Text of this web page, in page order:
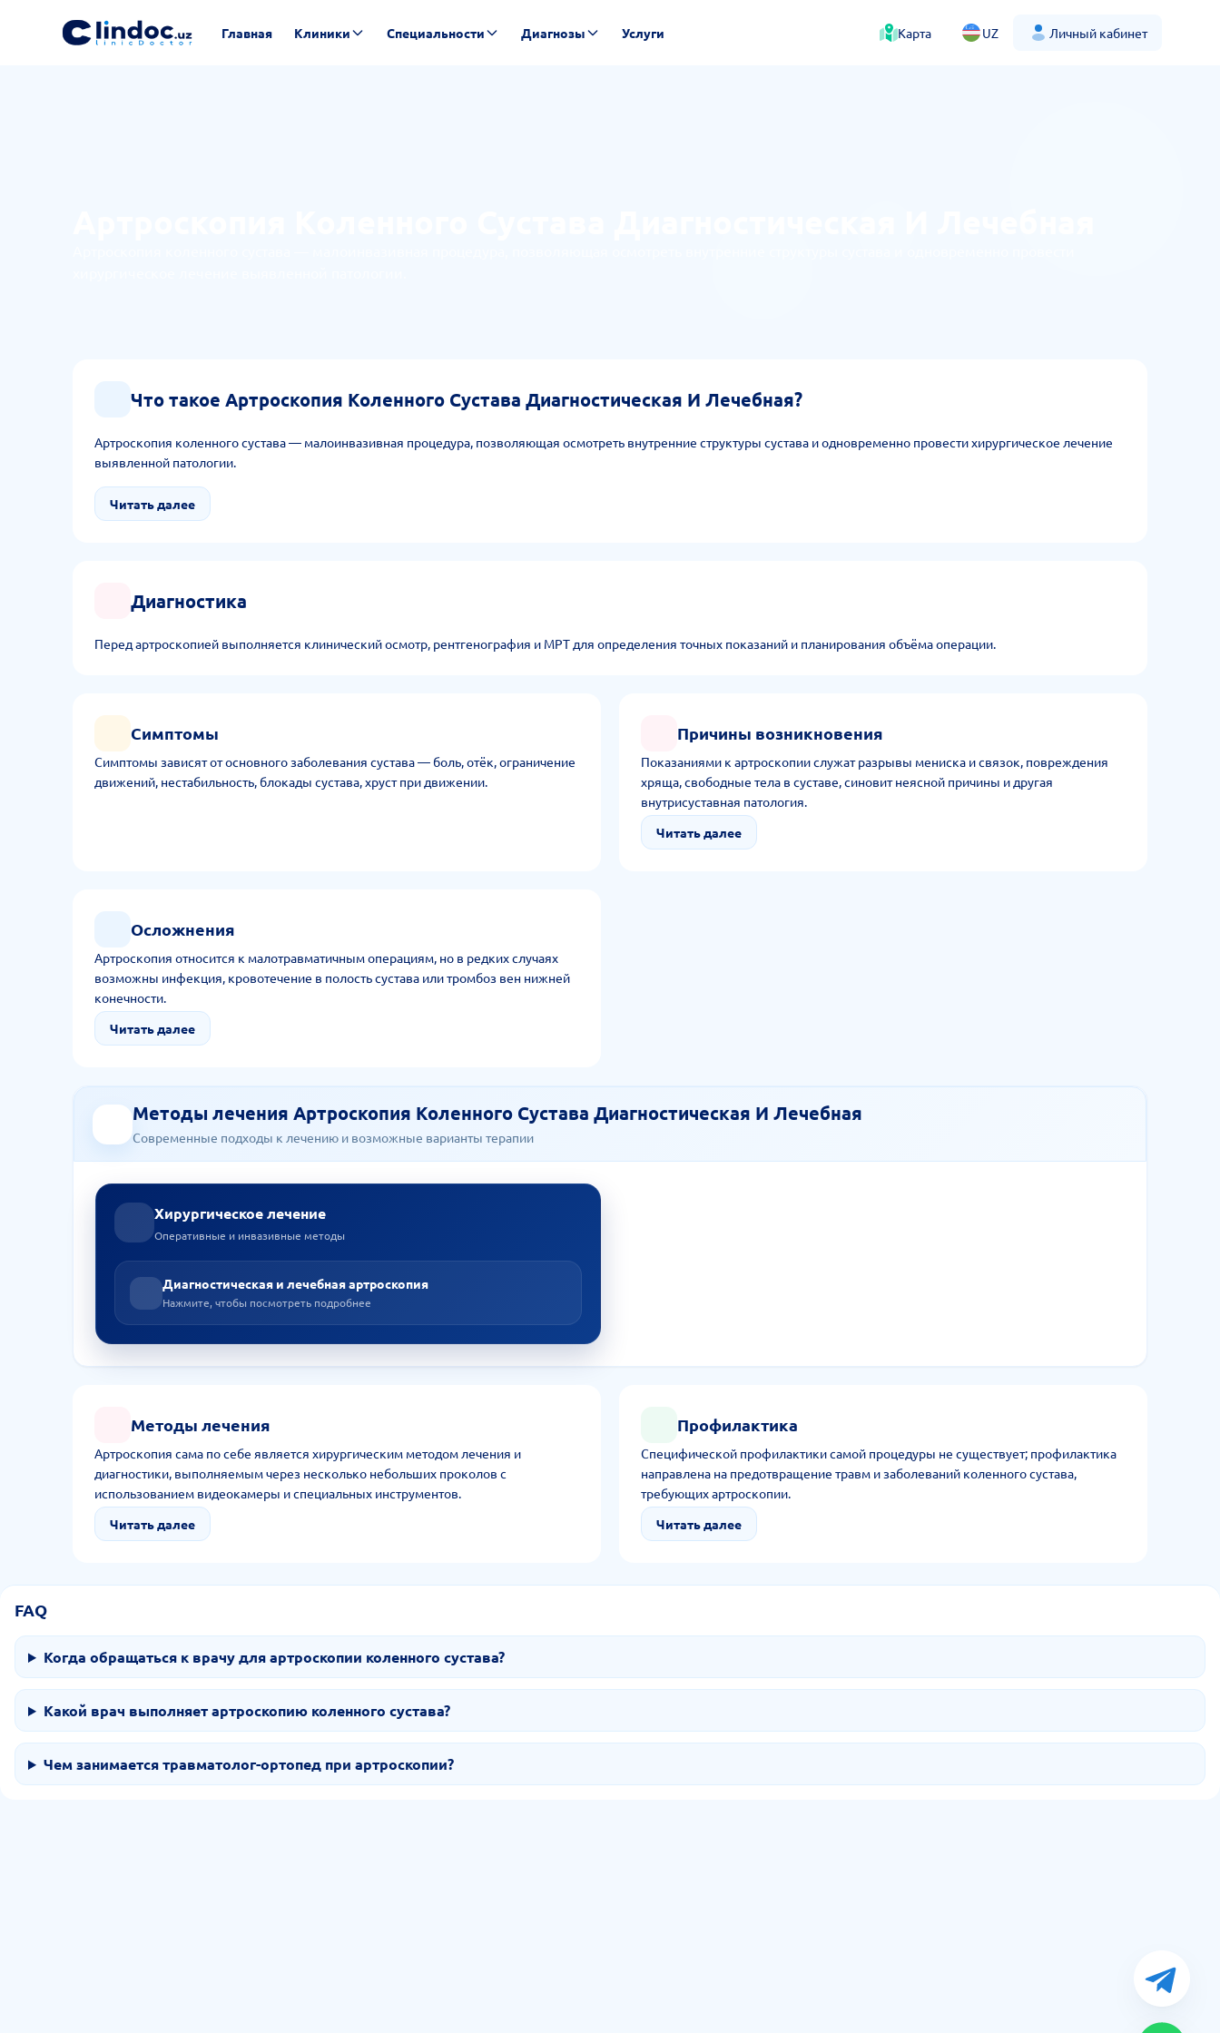
Главная Клиники Специальности Диагнозы Услуги Карта UZ Личный кабинет
Что такое Артроскопия Коленного Сустава Диагностическая И Лечебная?
Артроскопия коленного сустава — малоинвазивная процедура, позволяющая осмотреть внутренние структуры сустава и одновременно провести хирургическое лечение
выявленной патологии.
Читать далее
Диагностика
Перед артроскопией выполняется клинический осмотр, рентгенография и МРТ для определения точных показаний и планирования объёма операции.
Симптомы
Симптомы зависят от основного заболевания сустава — боль, отёк, ограничение
движений, нестабильность, блокады сустава, хруст при движении.
Причины возникновения
Показаниями к артроскопии служат разрывы мениска и связок, повреждения
хряща, свободные тела в суставе, синовит неясной причины и другая
внутрисуставная патология.
Читать далее
Осложнения
Артроскопия относится к малотравматичным операциям, но в редких случаях
возможны инфекция, кровотечение в полость сустава или тромбоз вен нижней
конечности.
Читать далее
Методы лечения Артроскопия Коленного Сустава Диагностическая И Лечебная
Современные подходы к лечению и возможные варианты терапии
Хирургическое лечение
Оперативные и инвазивные методы
Диагностическая и лечебная артроскопия
Нажмите, чтобы посмотреть подробнее
Методы лечения
Артроскопия сама по себе является хирургическим методом лечения и
диагностики, выполняемым через несколько небольших проколов с
использованием видеокамеры и специальных инструментов.
Читать далее
Профилактика
Специфической профилактики самой процедуры не существует; профилактика
направлена на предотвращение травм и заболеваний коленного сустава,
требующих артроскопии.
Читать далее
FAQ
Когда обращаться к врачу для артроскопии коленного сустава?
Какой врач выполняет артроскопию коленного сустава?
Чем занимается травматолог-ортопед при артроскопии?